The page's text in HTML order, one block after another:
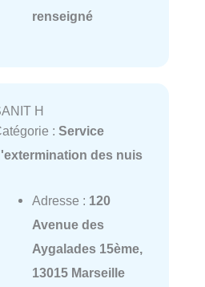
renseigné
H
: Service
des nuis
Adresse : 120
Avenue des
Aygalades 15ème,
13015 Marseille